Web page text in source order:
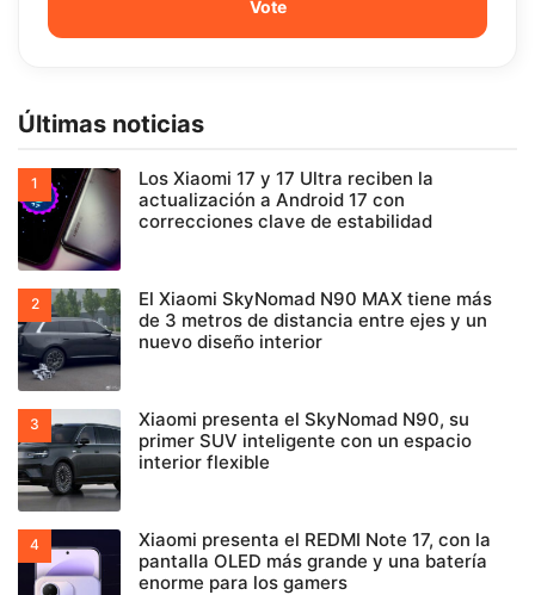
Últimas noticias
Los Xiaomi 17 y 17 Ultra reciben la
actualización a Android 17 con
correcciones clave de estabilidad
El Xiaomi SkyNomad N90 MAX tiene más
de 3 metros de distancia entre ejes y un
nuevo diseño interior
Xiaomi presenta el SkyNomad N90, su
primer SUV inteligente con un espacio
interior flexible
Xiaomi presenta el REDMI Note 17, con la
pantalla OLED más grande y una batería
enorme para los gamers